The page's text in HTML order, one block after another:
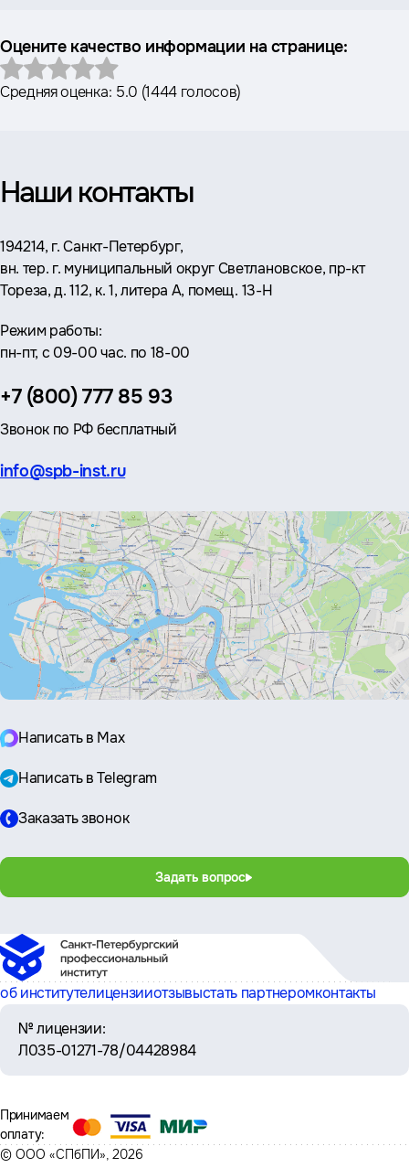
Оцените качество информации на странице:
Средняя оценка: 5.0 (1444 голосов)
Наши контакты
Адрес:
194214, г. Санкт-Петербург,
вн. тер. г. муниципальный округ Светлановское, пр-кт
Тореза, д. 112, к. 1, литера А, помещ. 13-Н
Режим работы:
пн-пт, с 09-00 час. по 18-00
Телефон:
+7 (800) 777 85 93
Звонок по РФ бесплатный
Эл.
info@spb-inst.ru
Написать в Max
Написать в Telegram
Заказать звонок
Задать вопрос
об институтелицензииотзывыстать партнеромконтакты
№ лицензии:
Л035-01271-78/04428984
© ООО «СПбПИ», 2026
Принимаем
оплату: